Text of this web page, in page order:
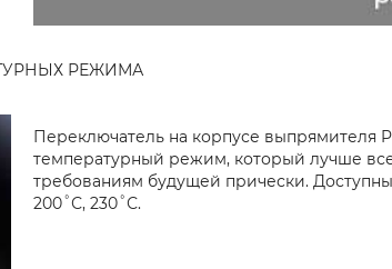
РЕЖИМА
Переключатель на корпусе выпрямителя
температурный режим, который лучше
требованиям будущей прически.
200˚С, 230˚С.